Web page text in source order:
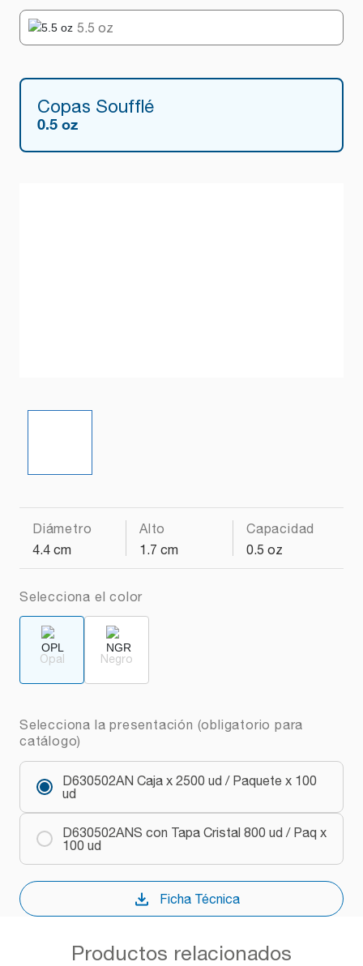
5.5 oz
Copas Soufflé
0.5 oz
Diámetro
4.4 cm
Alto
1.7 cm
Capacidad
0.5 oz
Selecciona el color
Opal Negro
Selecciona la presentación (obligatorio para
catálogo)
D630502AN Caja x 2500 ud / Paquete x 100
ud
D630502ANS con Tapa Cristal 800 ud / Paq x
100 ud
Ficha Técnica
Productos relacionados